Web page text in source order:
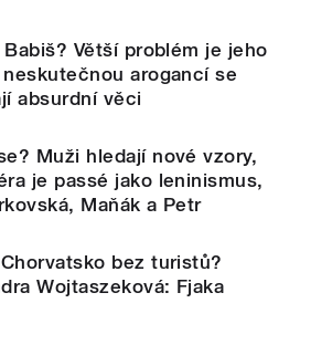
Babiš? Větší problém je jeho
arogancí se
absurdní věci
Muži hledají nové vzory,
je passé jako leninismus,
Maňák a Petr
bez turistů?
Wojtaszeková: Fjaka